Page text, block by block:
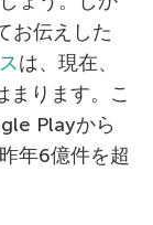
お伝えした
は、現在、
まります。こ
Playから
年6億件を超